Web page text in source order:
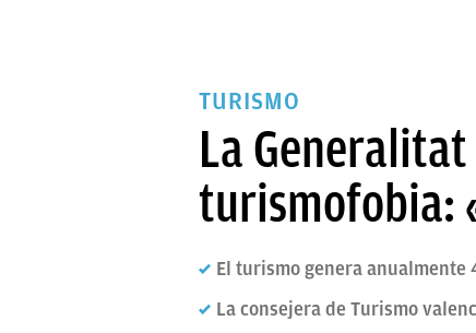
TURISMO
La
turismofobia:
El turismo genera anualmente
La consejera de Turismo